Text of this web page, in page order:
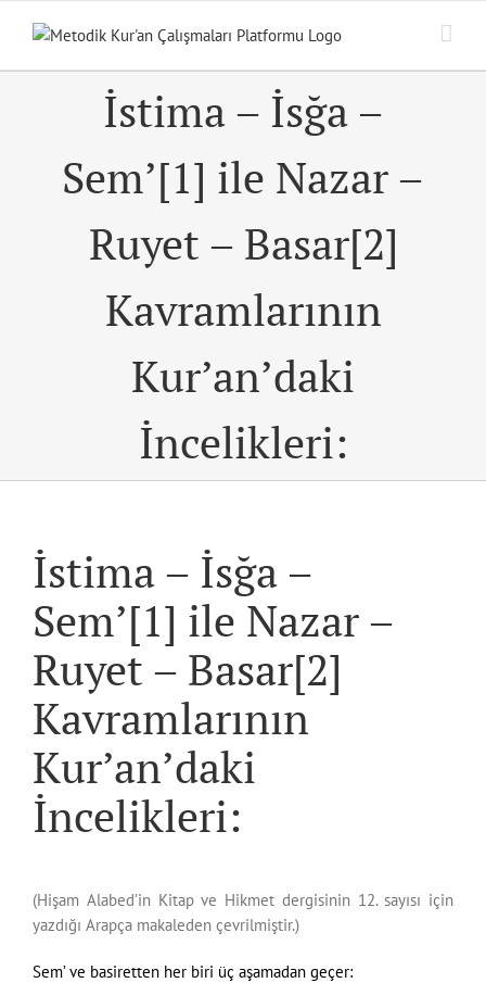
İstima – İsğa –
Sem’[1] ile Nazar –
Ruyet – Basar[2]
Kavramlarının
Kur’an’daki
İncelikleri:
İstima – İsğa –
Sem’[1] ile Nazar –
Ruyet – Basar[2]
Kavramlarının
Kur’an’daki
İncelikleri:
(Hişam Alabed’in Kitap ve Hikmet dergisinin 12. sayısı için
yazdığı Arapça makaleden çevrilmiştir.)
Sem’ ve basiretten her biri üç aşamadan geçer: